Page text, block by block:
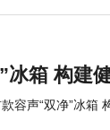
冰箱 构建
容声“双净”冰箱